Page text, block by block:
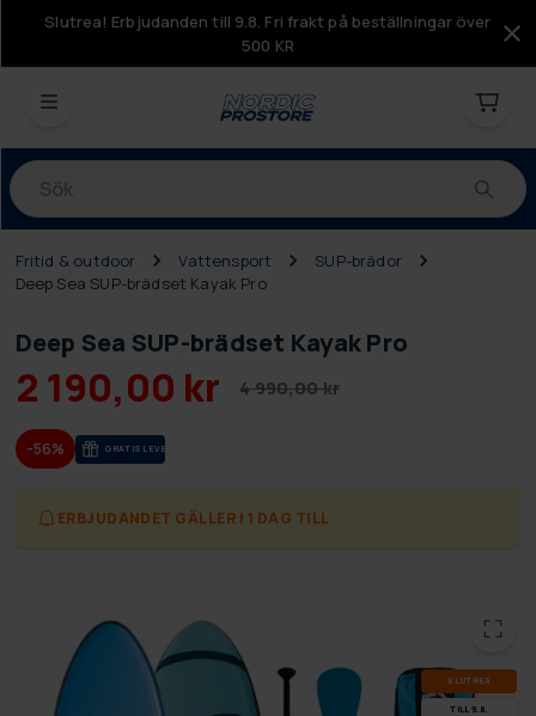
Slutrea! Erbjudanden till 9.8. Fri frakt på beställningar över
500 KR
Produkter
Fritid & outdoor Vattensport
SUP-brädor
Deep Sea SUP-brädset Kayak Pro
Deep Sea SUP-brädset Kayak Pro
2 190,00 kr 4 990,00 kr
-56% GRA­TIS LE­VE­RANS
ERBJUDANDET GÄLLER I 1 DAG TILL
SLUT­REA
TILL 9.8.